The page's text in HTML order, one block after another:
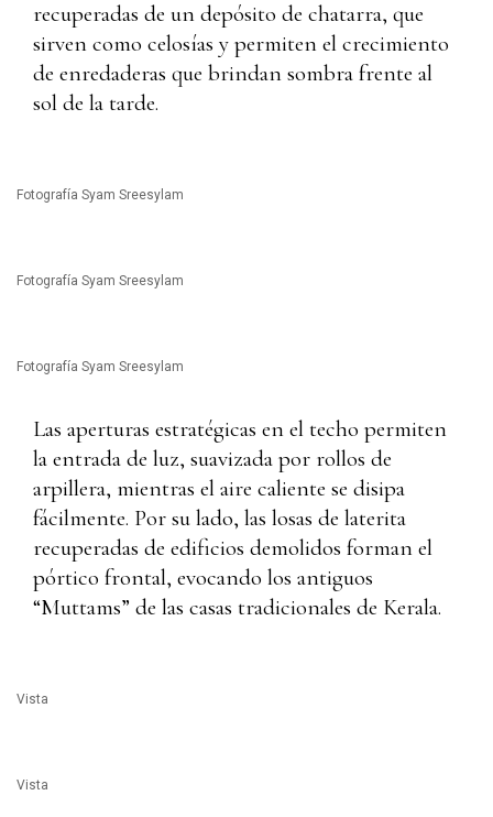
recuperadas de un depósito de chatarra, que
sirven como celosías y permiten el crecimiento
de enredaderas que brindan sombra frente al
sol de la tarde.
Fotografía Syam Sreesylam
Fotografía Syam Sreesylam
Fotografía Syam Sreesylam
Las aperturas estratégicas en el techo permiten
la entrada de luz, suavizada por rollos de
arpillera, mientras el aire caliente se disipa
fácilmente. Por su lado, las losas de laterita
recuperadas de edificios demolidos forman el
pórtico frontal, evocando los antiguos
“Muttams” de las casas tradicionales de Kerala.
Vista
Vista